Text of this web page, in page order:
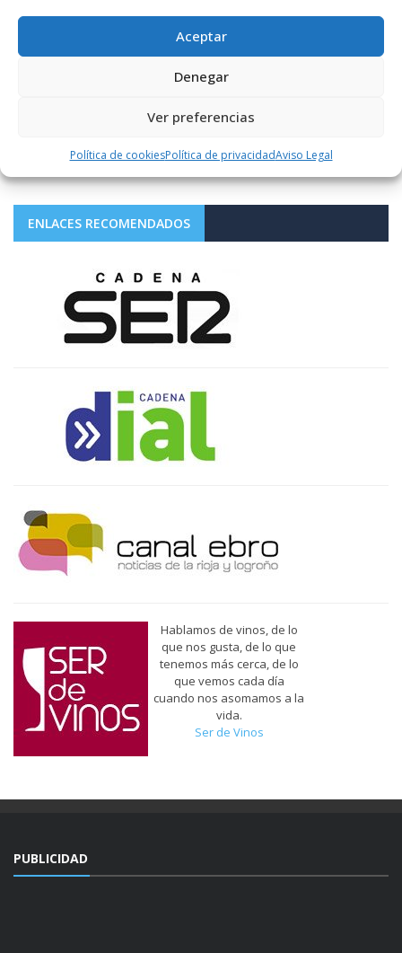
Aceptar
Denegar
Ver preferencias
Política de cookiesPolítica de privacidadAviso Legal
SÍGUENOS
ENLACES RECOMENDADOS
Hablamos de vinos, de lo
que nos gusta, de lo que
tenemos más cerca, de lo
que vemos cada día
cuando nos asomamos a la
vida.
Ser de Vinos
PUBLICIDAD